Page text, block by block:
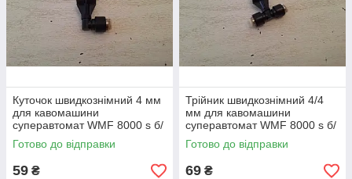
Куточок швидкознімний 4 мм
для кавомашини
суперавтомат WMF 8000 s б/
у 1 шт.
Готово до відправки
59 ₴
Трійник швидкознімний 4/4
мм для кавомашини
суперавтомат WMF 8000 s б/
у 1 шт.
Готово до відправки
69 ₴